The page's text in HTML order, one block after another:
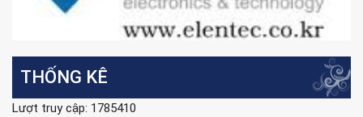
THỐNG KÊ
Lượt truy cập: 1785410